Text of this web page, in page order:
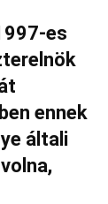
es
ennek
általi